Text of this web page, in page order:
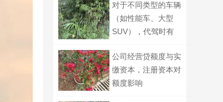
对于不同类型的车辆
（如性能车、大型
SUV），代驾时有
公司经营贷额度与实
缴资本，注册资本对
额度影响